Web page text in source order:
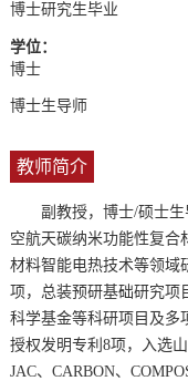
博士研究生毕业
学位：
博士
博士生导师
教师简介
副教授，博士/硕士
空航天碳纳米功能性复合
材料智能电热技术等领域
项，总装预研基础研究项
科学基金等科研项目及多
授权发明专利8项，入选
JAC、CARBON、